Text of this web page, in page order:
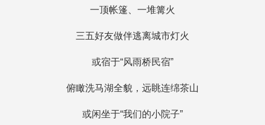
一顶帐篷、一堆篝火
三五好友做伴逃离城市灯火
或宿于“风雨桥民宿”
俯瞰洗马湖全貌，远眺连绵茶山
或闲坐于“我们的小院子”